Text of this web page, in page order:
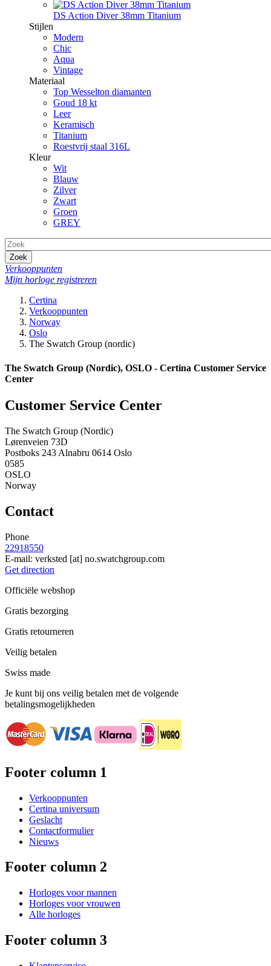
DS Action Diver 38mm Titanium
Stijlen
Modern
Chic
Aqua
Vintage
Materiaal
Top Wesselton diamanten
Goud 18 kt
Leer
Keramisch
Titanium
Roestvrij staal 316L
Kleur
Wit
Blauw
Zilver
Zwart
Groen
GREY
Zoek
Verkooppunten
Mijn horloge registreren
Certina
Verkooppunten
Norway
Oslo
The Swatch Group (nordic)
The Swatch Group (Nordic), OSLO - Certina Customer Service
Center
Customer Service Center
The Swatch Group (Nordic)
Lørenveien 73D
Postboks 243 Alnabru 0614 Oslo
0585
OSLO
Norway
Contact
Phone
22918550
E-mail: verksted [at] no.swatchgroup.com
Get direction
Officiële webshop
Gratis bezorging
Gratis retourneren
Veilig betalen
Swiss made
Je kunt bij ons veilig betalen met de volgende
betalingsmogelijkheden
Footer column 1
Verkooppunten
Certina universum
Geslacht
Contactformulier
Nieuws
Footer column 2
Horloges voor mannen
Horloges voor vrouwen
Alle horloges
Footer column 3